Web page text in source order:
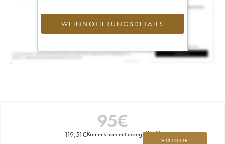
WEINNOTIERUNGSDETAILS
95€
119,51€Kommission mit inbegriffen
HISTORIE